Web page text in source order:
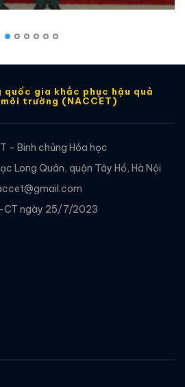
quốc gia khắc phục hậu quả
trường (NACCET)
- Binh chủng Hóa học
Long Quân, quận Tây Hồ, Hà Nội
CT ngày 25/7/2023